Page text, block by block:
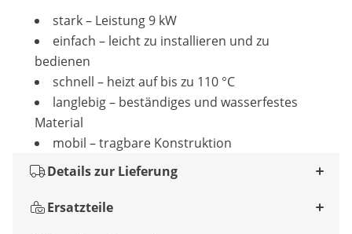
stark – Leistung 9 kW
einfach – leicht zu installieren und zu
bedienen
schnell – heizt auf bis zu 110 °C
langlebig – beständiges und wasserfestes
Material
mobil – tragbare Konstruktion
Details zur Lieferung
Ersatzteile